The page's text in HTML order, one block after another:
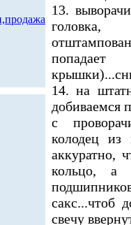
13.
14. на
добиваемся
с
колодец из
аккуратно,
кольцо, а
сакс...чтоб
свечу